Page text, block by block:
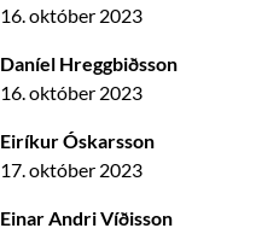
16. október 2023
Daníel Hreggbiðsson
16. október 2023
Eiríkur Óskarsson
17. október 2023
Einar Andri Víðisson